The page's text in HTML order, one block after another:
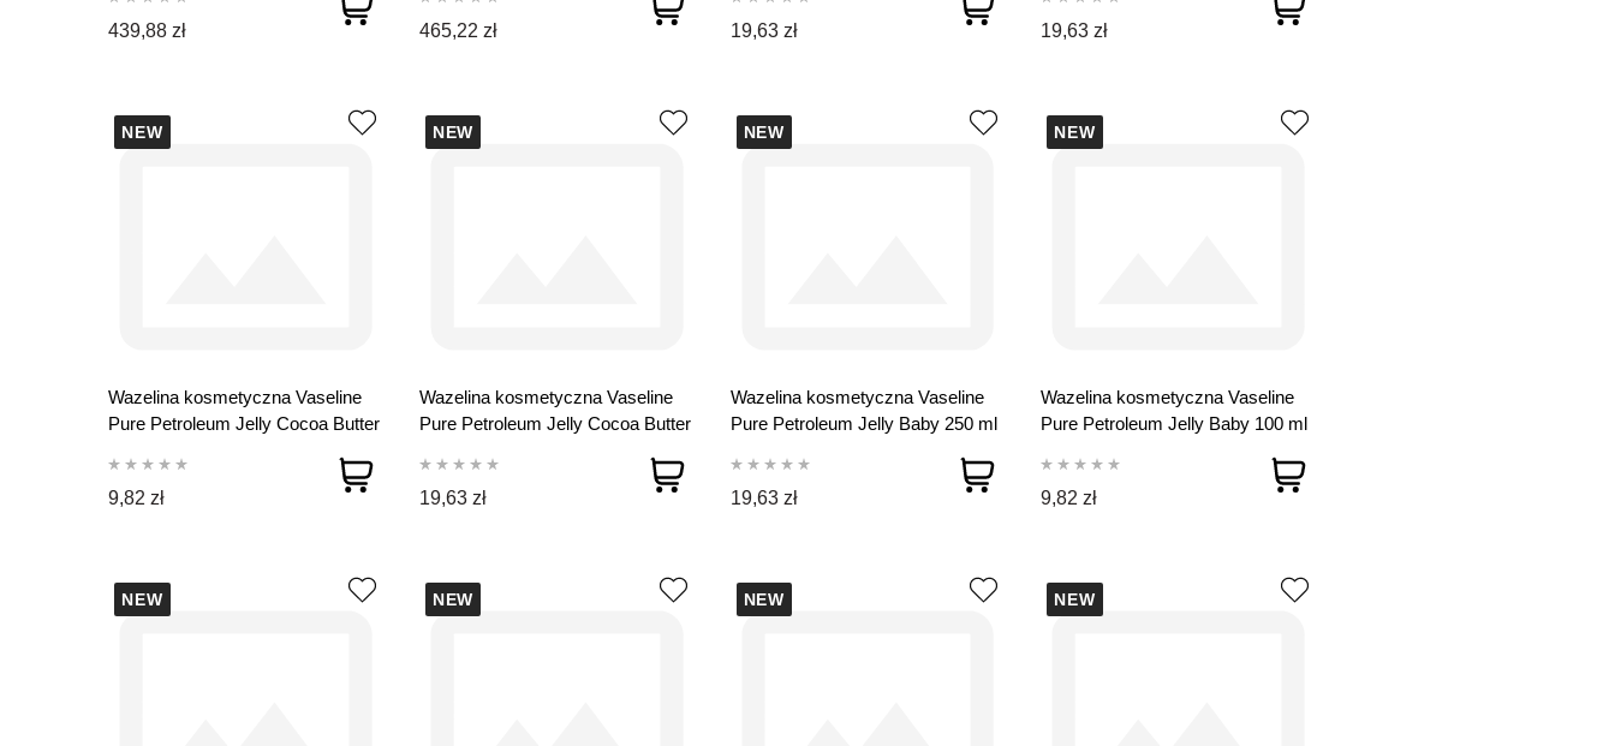
439,88 zł 465,22 zł 19,63 zł 19,63 zł
NEW
Wazelina kosmetyczna Vaseline
Pure Petroleum Jelly Cocoa Butter
9,82 zł
NEW
Wazelina kosmetyczna Vaseline
Pure Petroleum Jelly Cocoa Butter
19,63 zł
NEW
Wazelina kosmetyczna Vaseline
Pure Petroleum Jelly Baby 250 ml
19,63 zł
NEW
Wazelina kosmetyczna Vaseline
Pure Petroleum Jelly Baby 100 ml
9,82 zł
NEW NEW NEW NEW